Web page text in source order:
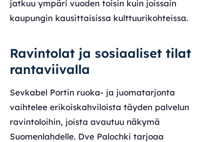
jatkuu ympäri vuoden toisin kuin joissain
kaupungin kausittaisissa kulttuurikohteissa.
Ravintolat ja sosiaaliset tilat
rantaviivalla
Sevkabel Portin ruoka- ja juomatarjonta
vaihtelee erikoiskahviloista täyden palvelun
ravintoloihin, joista avautuu näkymä
Suomenlahdelle. Dve Palochki tarjoaa